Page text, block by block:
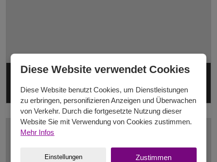
Strickgarn Dainty Cotton
Sommergarn reich an Farben
Diese Website verwendet Cookies
Diese Website benutzt Cookies, um Dienstleistungen
zu erbringen, personifizieren Anzeigen und Überwachen
von Verkehr. Durch die fortgesetzte Nutzung dieser
Website Sie mit Verwendung von Cookies zustimmen.
Mehr Infos
Einstellungen Zustimmen